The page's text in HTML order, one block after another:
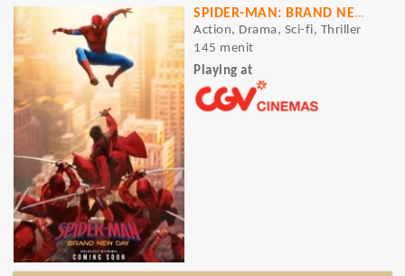
SPIDER-MAN: BRAND NEW DAY
Action, Drama, Sci-fi, Thriller
145 menit
Playing at